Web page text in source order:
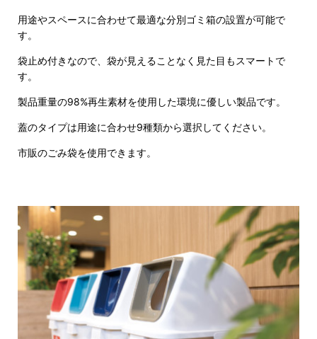
用途やスペースに合わせて最適な分別ゴミ箱の設置が可能で
す。
袋止め付きなので、袋が見えることなく見た目もスマートで
す。
製品重量の98%再生素材を使用した環境に優しい製品です。
蓋のタイプは用途に合わせ9種類から選択してください。
市販のごみ袋を使用できます。